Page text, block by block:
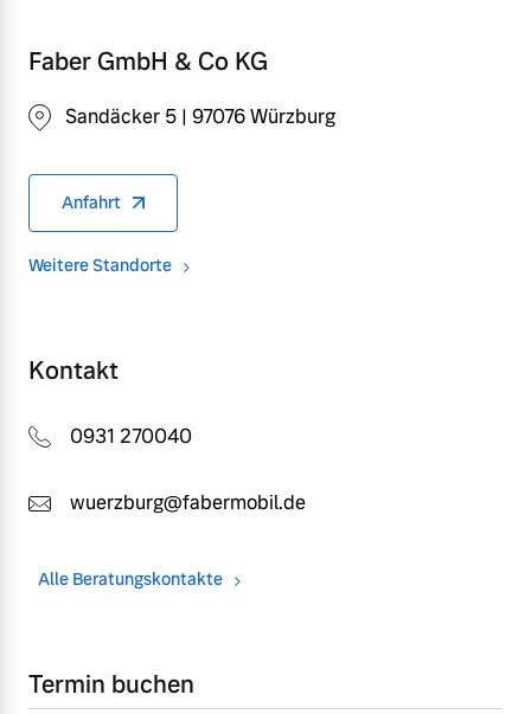
Faber GmbH & Co KG
Sandäcker 5 | 97076 Würzburg
Anfahrt
Weitere Standorte
Kontakt
0931 270040
wuerzburg@fabermobil.de
Alle Beratungskontakte
Termin buchen